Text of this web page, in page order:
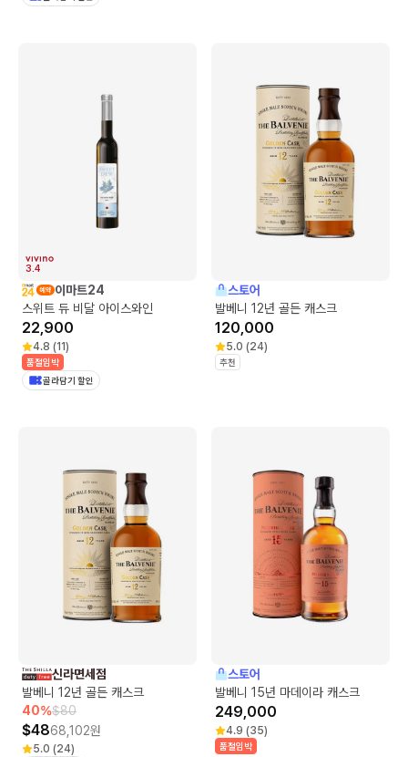
3.4
이마트24
스위트 듀 비달 아이스와인
22,900
4.8 (11)
품절임박
골라담기 할인
스토어
발베니 12년 골든 캐스크
120,000
5.0 (24)
추천
신라면세점
발베니 12년 골든 캐스크
40%$80
$4868,102원
5.0 (24)
스토어
발베니 15년 마데이라 캐스크
249,000
4.9 (35)
품절임박